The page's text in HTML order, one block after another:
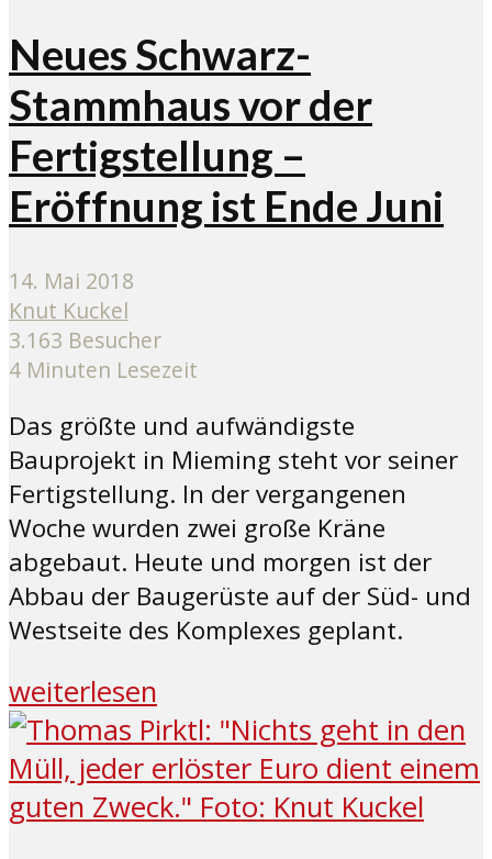
Neues Schwarz-
Stammhaus vor der
Fertigstellung –
Eröffnung ist Ende Juni
14. Mai 2018
Knut Kuckel
3.163 Besucher
4 Minuten Lesezeit
Das größte und aufwändigste
Bauprojekt in Mieming steht vor seiner
Fertigstellung. In der vergangenen
Woche wurden zwei große Kräne
abgebaut. Heute und morgen ist der
Abbau der Baugerüste auf der Süd- und
Westseite des Komplexes geplant.
weiterlesen